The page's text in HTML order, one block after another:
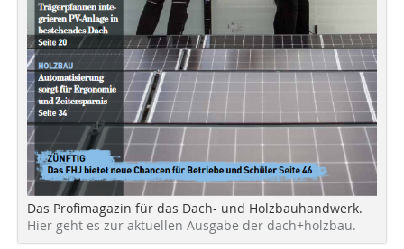
Das Profimagazin für das Dach- und Holzbauhandwerk.
Hier geht es zur aktuellen Ausgabe der dach+holzbau.